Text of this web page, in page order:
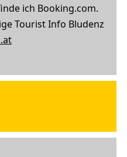
ich Booking.com.
Tourist Info Bludenz